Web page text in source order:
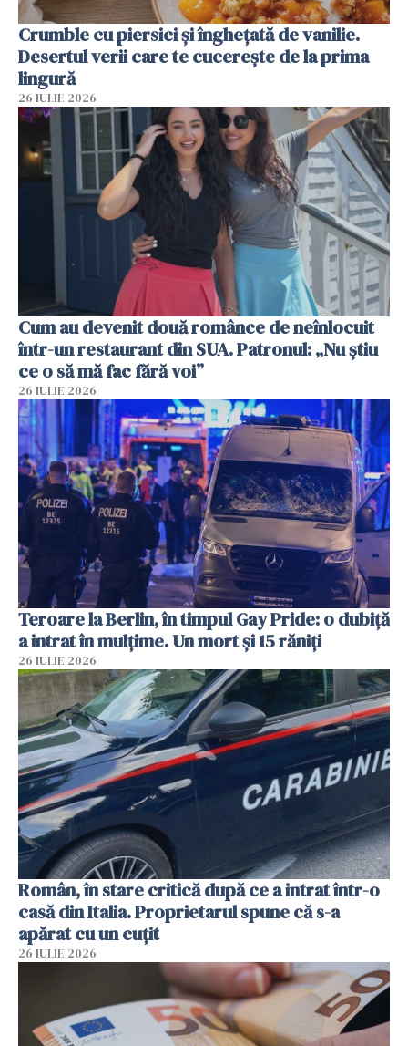
Crumble cu piersici și înghețată de vanilie.
Desertul verii care te cucerește de la prima
lingură
26 IULIE 2026
Cum au devenit două românce de neînlocuit
într-un restaurant din SUA. Patronul: „Nu știu
ce o să mă fac fără voi”
26 IULIE 2026
Teroare la Berlin, în timpul Gay Pride: o dubiță
a intrat în mulțime. Un mort și 15 răniți
26 IULIE 2026
Român, în stare critică după ce a intrat într-o
casă din Italia. Proprietarul spune că s-a
apărat cu un cuțit
26 IULIE 2026